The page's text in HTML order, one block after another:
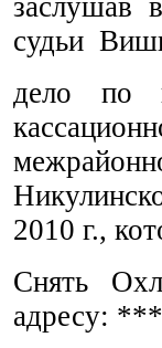
судьи
дело по
2010 г.,
Снять
адресу: